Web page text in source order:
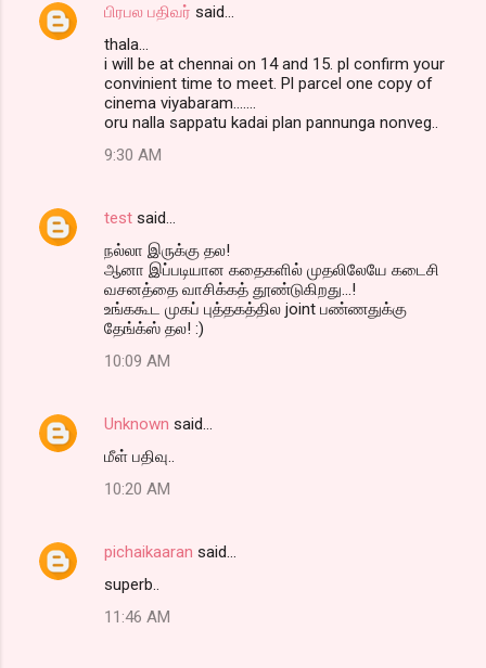
பிரபல பதிவர் said…
thala...
i will be at chennai on 14 and 15. pl confirm your
convinient time to meet. Pl parcel one copy of
cinema viyabaram.......
oru nalla sappatu kadai plan pannunga nonveg..
9:30 AM
test said…
நல்லா இருக்கு தல!
ஆனா இப்படியான கதைகளில் முதலிலேயே கடைசி
வசனத்தை வாசிக்கத் தூண்டுகிறது...!
உங்ககூட முகப் புத்தகத்தில joint பண்ணதுக்கு
தேங்க்ஸ் தல! :)
10:09 AM
Unknown said…
மீள் பதிவு..
10:20 AM
pichaikaaran said…
superb..
11:46 AM